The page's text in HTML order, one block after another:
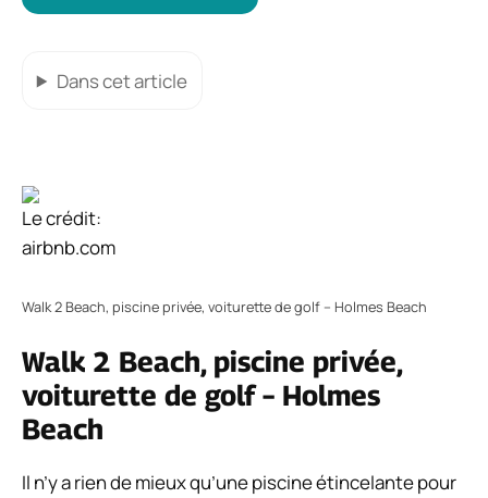
Dans cet article
Le crédit:
airbnb.com
Walk 2 Beach, piscine privée, voiturette de golf – Holmes Beach
Walk 2 Beach, piscine privée,
voiturette de golf – Holmes
Beach
Il n’y a rien de mieux qu’une piscine étincelante pour